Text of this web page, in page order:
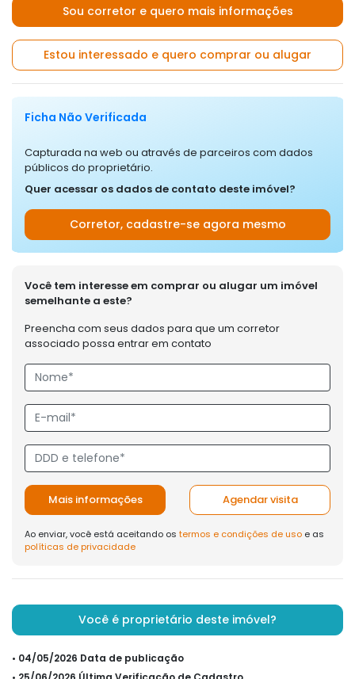
Sou corretor e quero mais informações
Estou interessado e quero comprar ou alugar
Ficha Não Verificada
Capturada na web ou através de parceiros com dados
públicos do proprietário.
Quer acessar os dados de contato deste imóvel?
Corretor, cadastre-se agora mesmo
Você tem interesse em comprar ou alugar um imóvel
semelhante a este?
Preencha com seus dados para que um corretor
associado possa entrar em contato
Mais informações Agendar visita
Ao enviar, você está aceitando os termos e condições de uso e as
políticas de privacidade
Você é proprietário deste imóvel?
• 04/05/2026 Data de publicação